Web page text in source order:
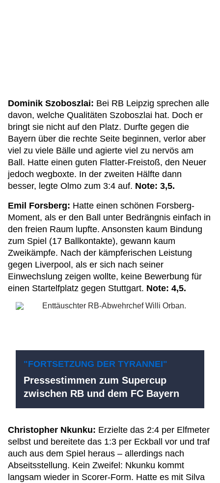
Dominik Szoboszlai: Bei RB Leipzig sprechen alle
davon, welche Qualitäten Szoboszlai hat. Doch er
bringt sie nicht auf den Platz. Durfte gegen die
Bayern über die rechte Seite beginnen, verlor aber
viel zu viele Bälle und agierte viel zu nervös am
Ball. Hatte einen guten Flatter-Freistoß, den Neuer
jedoch wegboxte. In der zweiten Hälfte dann
besser, legte Olmo zum 3:4 auf. Note: 3,5.
Emil Forsberg: Hatte einen schönen Forsberg-
Moment, als er den Ball unter Bedrängnis einfach in
den freien Raum lupfte. Ansonsten kaum Bindung
zum Spiel (17 Ballkontakte), gewann kaum
Zweikämpfe. Nach der kämpferischen Leistung
gegen Liverpool, als er sich nach seiner
Einwechslung zeigen wollte, keine Bewerbung für
einen Startelfplatz gegen Stuttgart. Note: 4,5.
"FORTSETZUNG DER TYRANNEI"
Pressestimmen zum Supercup
zwischen RB und dem FC Bayern
Christopher Nkunku: Erzielte das 2:4 per Elfmeter
selbst und bereitete das 1:3 per Eckball vor und traf
auch aus dem Spiel heraus – allerdings nach
Abseitsstellung. Kein Zweifel: Nkunku kommt
langsam wieder in Scorer-Form. Hatte es mit Silva